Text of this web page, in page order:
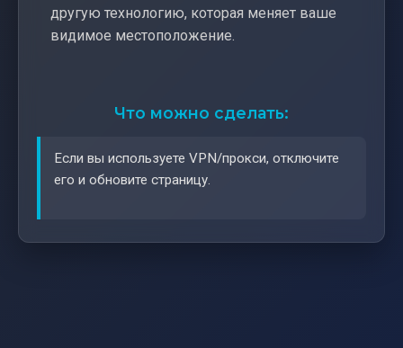
другую технологию, которая меняет ваше
видимое местоположение.
Что можно сделать:
Если вы используете VPN/прокси, отключите
его и обновите страницу.